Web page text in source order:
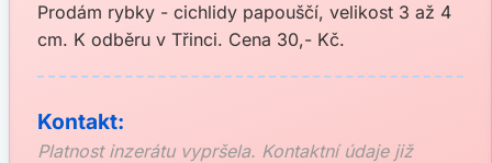
Prodám rybky - cichlidy papouščí, velikost 3 až 4
cm. K odběru v Třinci. Cena 30,- Kč.
Kontakt:
Platnost inzerátu vypršela. Kontaktní údaje již